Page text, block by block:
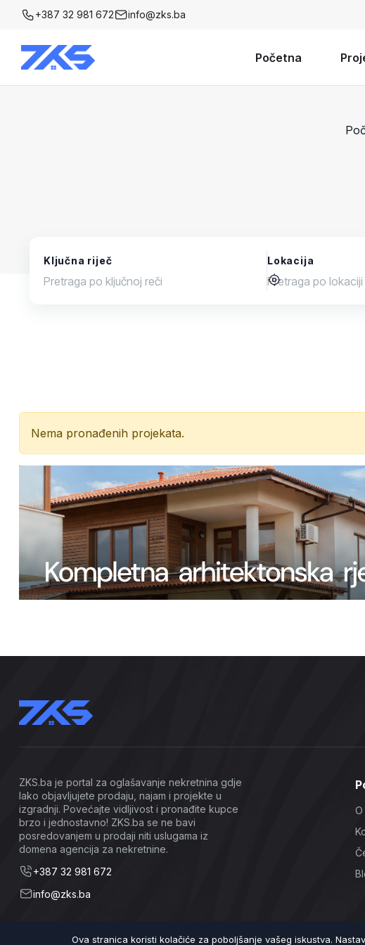
+387 32 981 672 info@zks.ba
Početna
Ključna riječ Lokacija
Nema pronađenih projekata.
ZKS.ba je portal za oglašavanje nekretnina gdje
lako objavljujete prodaju, najam i projekte u
izgradnji. Povećajte vidljivost i pronađite kupce
brzo i jednostavno! ZKS.ba se ne bavi
posredovanjem u prodaji niti uslugama iz
domena agencija za nekretnine.
+387 32 981 672
info@zks.ba
O
Ova stranica koristi kolačiće za poboljšanje vašeg iskustva.